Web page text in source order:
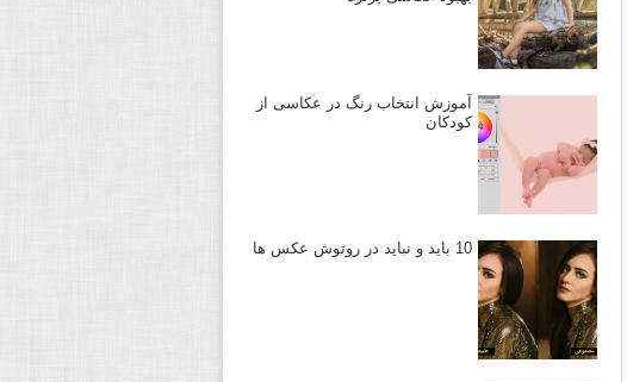
آموزش انتخاب رنگ در عکاسی از
کودکان
10 باید و نباید در روتوش عکس ها